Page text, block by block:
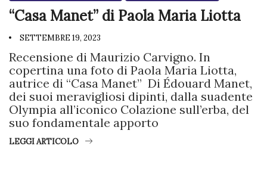
“Casa Manet” di Paola Maria Liotta
SETTEMBRE 19, 2023
Recensione di Maurizio Carvigno. In
copertina una foto di Paola Maria Liotta,
autrice di “Casa Manet” Di Édouard Manet,
dei suoi meravigliosi dipinti, dalla suadente
Olympia all’iconico Colazione sull’erba, del
suo fondamentale apporto
LEGGI ARTICOLO